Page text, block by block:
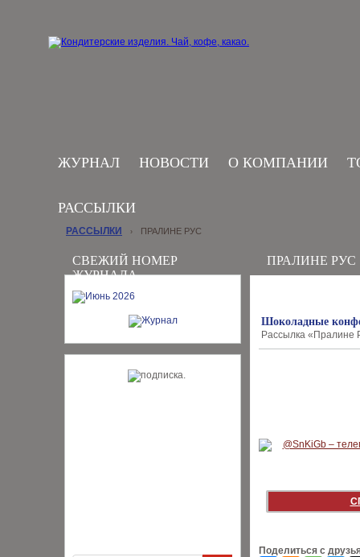
ЖУРНАЛ НОВОСТИ О КОМПАНИИ
РАССЫЛКИ
СВЕЖИЙ НОМЕР
ЖУРНАЛА
РАССЫЛКИ › ПРАЛИНЕ РУС
ПРАЛИНЕ РУС
Шоколадные
Рассылка «Пралине
Поделиться с